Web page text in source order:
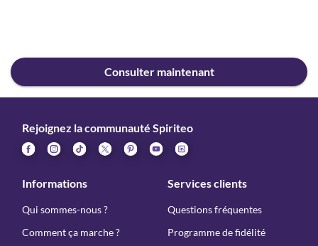
Consulter maintenant
Rejoignez la communauté Spiriteo
Informations
Qui sommes-nous ?
Comment ça marche ?
Services clients
Questions fréquentes
Programme de fidélité